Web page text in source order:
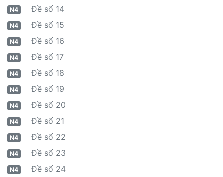
N4 Đề số 14
N4 Đề số 15
N4 Đề số 16
N4 Đề số 17
N4 Đề số 18
N4 Đề số 19
N4 Đề số 20
N4 Đề số 21
N4 Đề số 22
N4 Đề số 23
N4 Đề số 24